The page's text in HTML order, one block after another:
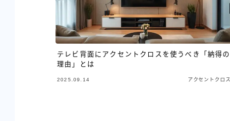
テレビ背面にアクセントクロスを使うべき「納得の
理由」とは
2025.09.14 アクセントクロス